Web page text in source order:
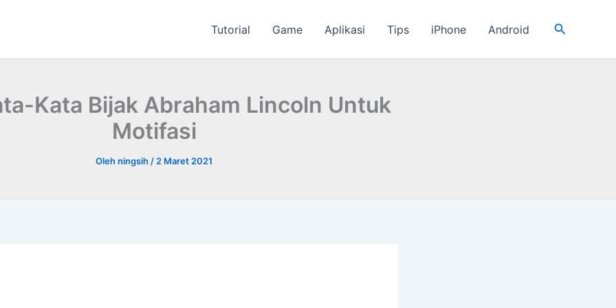
Tutorial Game Aplikasi Tips iPhone Android Cari
Kata Bijak Abraham Lincoln Untuk
Motifasi
Olehningsih / 2 Maret 2021